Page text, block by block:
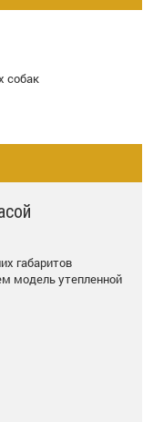
собак
габаритов
модель утепленной